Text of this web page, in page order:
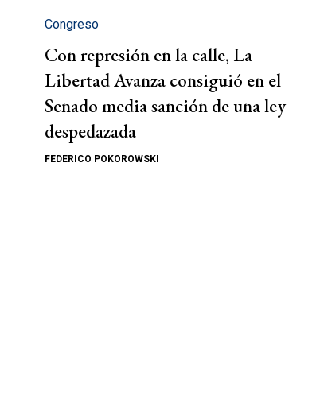
Congreso
Con represión en la calle, La
Libertad Avanza consiguió en el
Senado media sanción de una ley
despedazada
FEDERICO POKOROWSKI